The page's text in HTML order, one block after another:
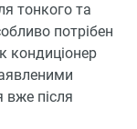
тонкого та
потрібен
кондиціонер
вже після